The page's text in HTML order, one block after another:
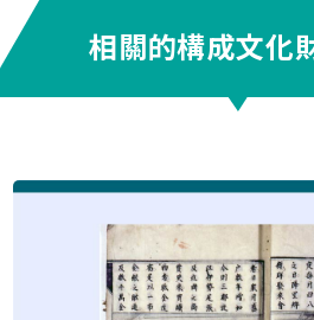
相關的構成文化